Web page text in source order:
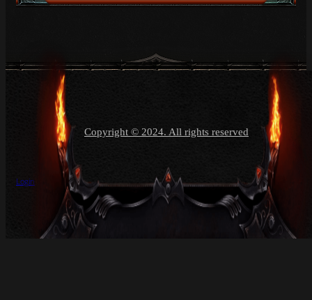
Copyright © 2024. All rights reserved
Login